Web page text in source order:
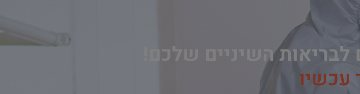
השיניים שלכם!
עכשיו